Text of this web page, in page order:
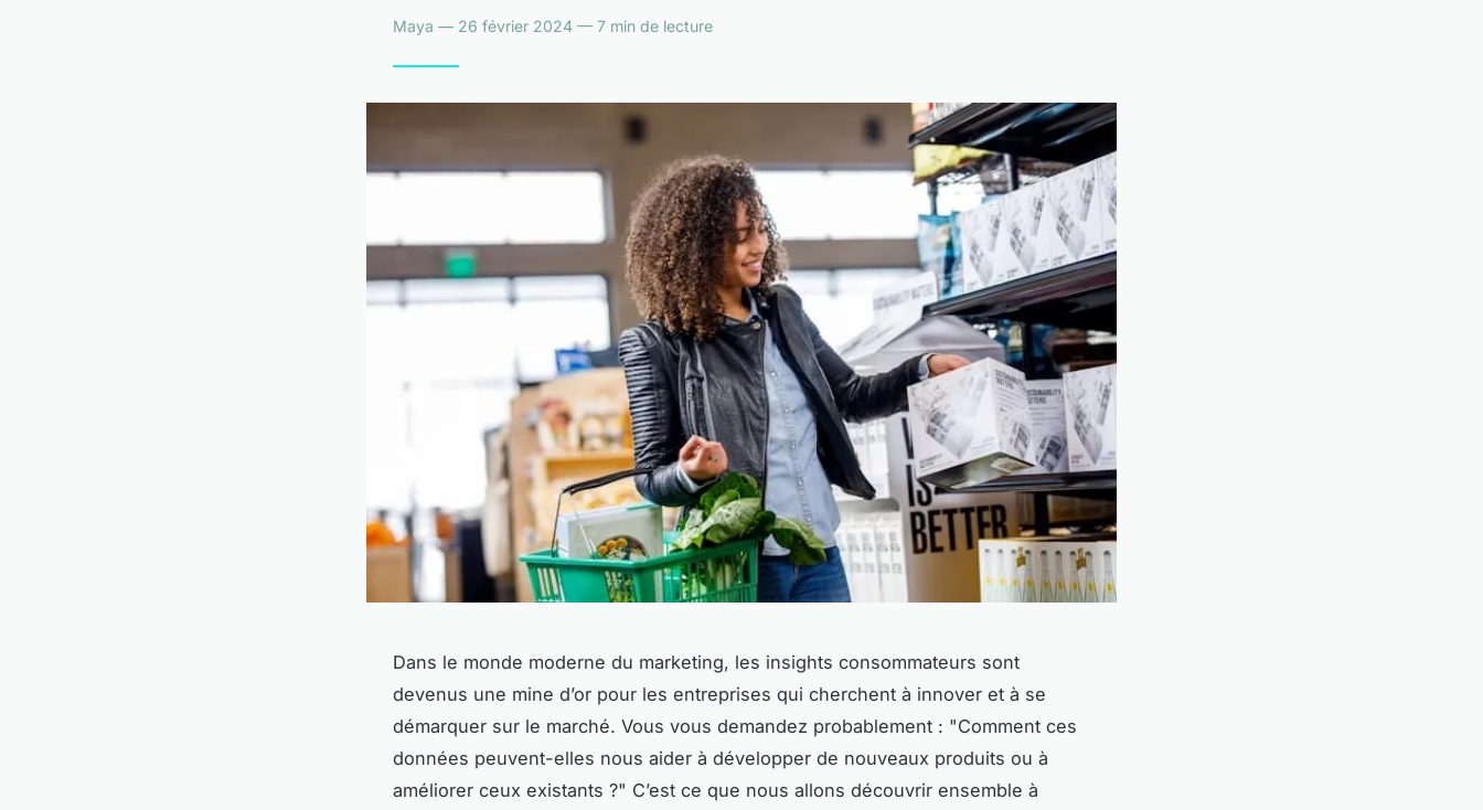
Maya — 26 février 2024 — 7 min de lecture
Dans le monde moderne du marketing, les insights consommateurs sont
devenus une mine d’or pour les entreprises qui cherchent à innover et à se
démarquer sur le marché. Vous vous demandez probablement : "Comment ces
données peuvent-elles nous aider à développer de nouveaux produits ou à
améliorer ceux existants ?" C’est ce que nous allons découvrir ensemble à